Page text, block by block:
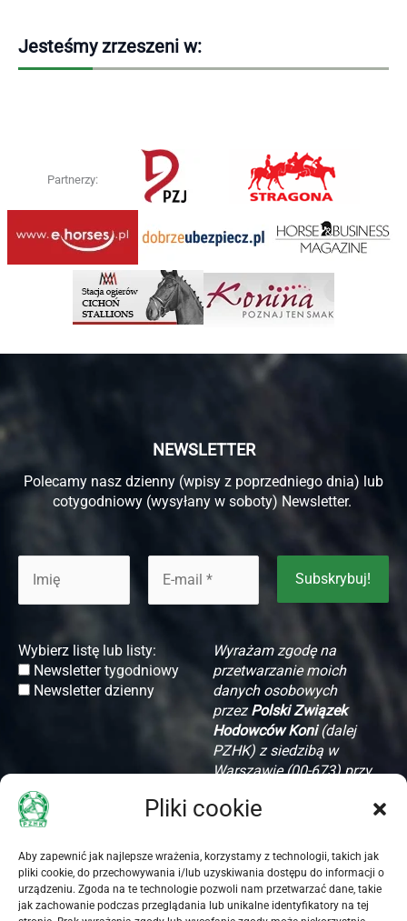
Pliki cookie
Aby zapewnić jak najlepsze wrażenia, korzystamy z technologii, takich jak
pliki cookie, do przechowywania i/lub uzyskiwania dostępu do informacji o
urządzeniu. Zgoda na te technologie pozwoli nam przetwarzać dane, takie
jak zachowanie podczas przeglądania lub unikalne identyfikatory na tej
Jesteśmy zrzeszeni w:
Partnerzy:
NEWSLETTER
Polecamy nasz dzienny (wpisy z poprzedniego dnia) lub
cotygodniowy (wysyłany w soboty) Newsletter.
Wybierz listę lub listy:
Newsletter tygodniowy
Newsletter dzienny
Wyrażam zgodę na
przetwarzanie moich
danych osobowych
przezPolski Związek
Hodowców Koni(dalej
PZHK) z siedzibą w
Warszawie (00-673) przy
m. 16, w celu komunikacji
uruchomieniem i wysyłką
Newslettera PZHK.
Oświadczam, że PZHK
poinformował mnie o